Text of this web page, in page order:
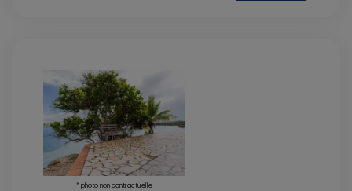
* photo non contractuelle